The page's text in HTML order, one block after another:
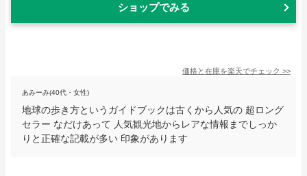
ショップでみる
価格と在庫を楽天でチェック >>
あみーみ(40代・女性)
地球の歩き方というガイドブックは古くから人気の 超ロング
セラー なだけあって 人気観光地からレアな情報までしっか
りと正確な記載が多い 印象があります